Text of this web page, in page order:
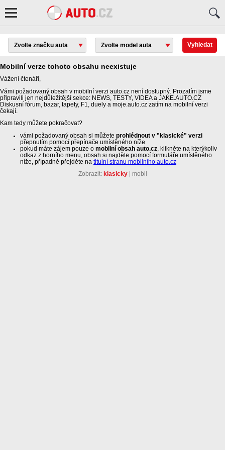
Mobilní verze tohoto obsahu neexistuje
Vážení čtenáři,
Vámi požadovaný obsah v mobilní verzi auto.cz není dostupný. Prozatím jsme
připravili jen nejdůležitější sekce: NEWS, TESTY, VIDEA a JAKE.AUTO.CZ
Diskusní fórum, bazar, tapety, F1, duely a moje.auto.cz zatím na mobilní verzi
čekají.
Kam tedy můžete pokračovat?
vámi požadovaný obsah si můžete prohlédnout v "klasické" verzi
přepnutím pomocí přepínače umístěného níže
pokud máte zájem pouze o mobilní obsah auto.cz , klikněte na kterýkoliv
odkaz z horního menu, obsah si najděte pomocí formuláře umístěného
níže, případně přejděte na titulní stranu mobilního auto.cz
Zobrazit: klasicky| mobil